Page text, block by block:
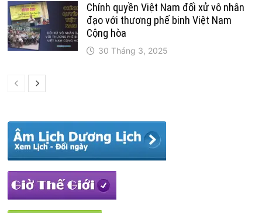
Chính quyền Việt Nam đối xử vô nhân
đạo với thương phế binh Việt Nam
Cộng hòa
30 Tháng 3, 2025